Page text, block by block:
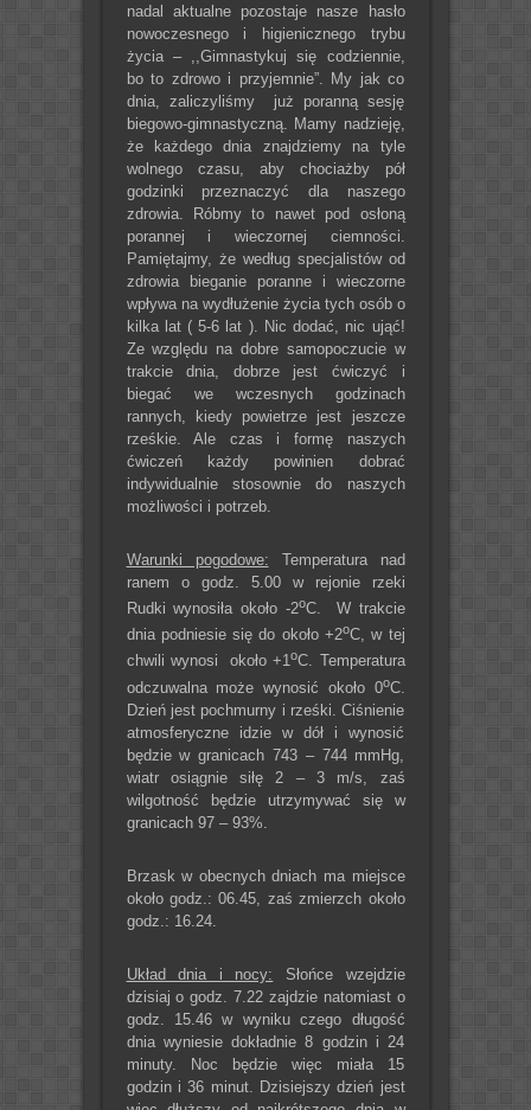
nadal aktualne pozostaje nasze hasło
nowoczesnego i higienicznego trybu
życia – ,,Gimnastykuj się codziennie,
bo to zdrowo i przyjemnie”. My jak co
dnia, zaliczyliśmy już poranną sesję
biegowo-gimnastyczną. Mamy nadzieję,
że każdego dnia znajdziemy na tyle
wolnego czasu, aby chociażby pół
godzinki przeznaczyć dla naszego
zdrowia. Róbmy to nawet pod osłoną
porannej i wieczornej ciemności.
Pamiętajmy, że według specjalistów od
zdrowia bieganie poranne i wieczorne
wpływa na wydłużenie życia tych osób o
kilka lat ( 5-6 lat ). Nic dodać, nic ująć!
Ze względu na dobre samopoczucie w
trakcie dnia, dobrze jest ćwiczyć i
biegać we wczesnych godzinach
rannych, kiedy powietrze jest jeszcze
rześkie. Ale czas i formę naszych
ćwiczeń każdy powinien dobrać
indywidualnie stosownie do naszych
możliwości i potrzeb.
Warunki pogodowe: Temperatura nad
ranem o godz. 5.00 w rejonie rzeki
Rudki wynosiła około -2oC. W trakcie
dnia podniesie się do około +2oC, w tej
chwili wynosi około +1oC. Temperatura
odczuwalna może wynosić około 0oC.
Dzień jest pochmurny i rześki. Ciśnienie
atmosferyczne idzie w dół i wynosić
będzie w granicach 743 – 744 mmHg,
wiatr osiągnie siłę 2 – 3 m/s, zaś
wilgotność będzie utrzymywać się w
granicach 97 – 93%.
Brzask w obecnych dniach ma miejsce
około godz.: 06.45, zaś zmierzch około
godz.: 16.24.
Układ dnia i nocy: Słońce wzejdzie
dzisiaj o godz. 7.22 zajdzie natomiast o
godz. 15.46 w wyniku czego długość
dnia wyniesie dokładnie 8 godzin i 24
minuty. Noc będzie więc miała 15
godzin i 36 minut. Dzisiejszy dzień jest